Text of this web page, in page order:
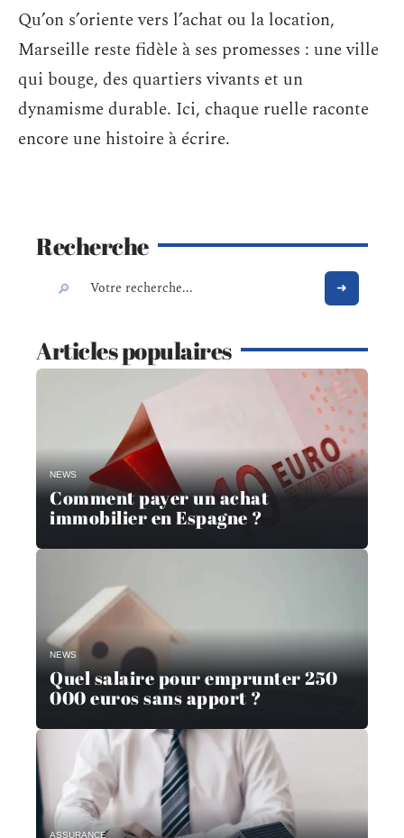
Qu’on s’oriente vers l’achat ou la location,
Marseille reste fidèle à ses promesses : une ville
qui bouge, des quartiers vivants et un
dynamisme durable. Ici, chaque ruelle raconte
encore une histoire à écrire.
Recherche
Articles populaires
NEWS
Comment payer un achat
immobilier en Espagne ?
NEWS
Quel salaire pour emprunter 250
000 euros sans apport ?
ASSURANCE